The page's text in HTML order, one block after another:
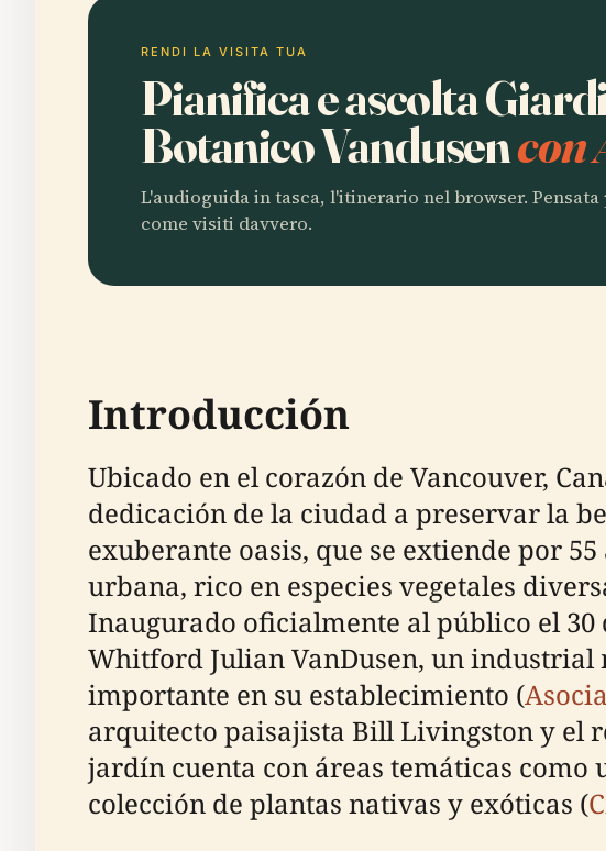
RENDI LA VISITA TUA
Pianifica e ascolta
Botanico Vandusencon
L'audioguida in tasca, l'itinerario nel browser. Pensata
come visiti davvero.
Introducción
Ubicado en el corazón de Vancouver,
dedicación de la ciudad a preservar la
exuberante oasis, que se extiende por
urbana, rico en especies vegetales
Inaugurado oficialmente al público el 30
Whitford Julian VanDusen, un
importante en su establecimiento (
arquitecto paisajista Bill Livingston y el
jardín cuenta con áreas temáticas
colección de plantas nativas y exóticas (